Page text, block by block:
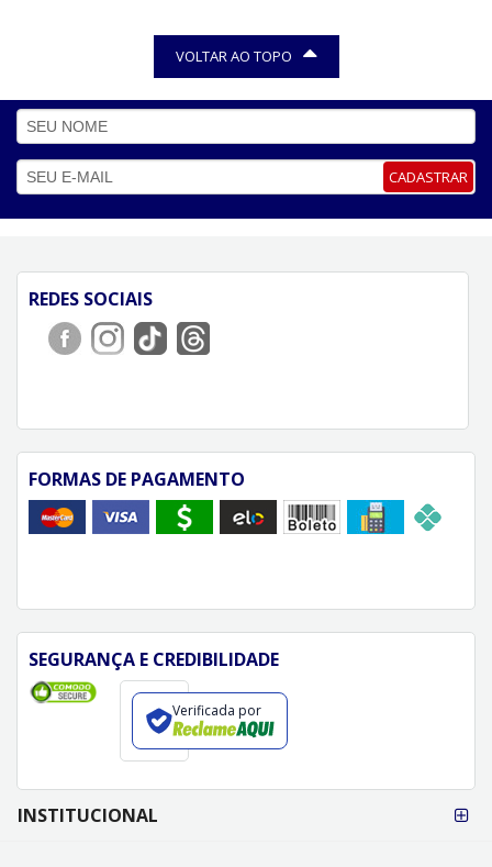
VOLTAR AO TOPO
CADASTRAR
REDES SOCIAIS
FORMAS DE PAGAMENTO
SEGURANÇA E CREDIBILIDADE
Verificada por
FORMAS DE
PAGAMENTO
INSTITUCIONAL